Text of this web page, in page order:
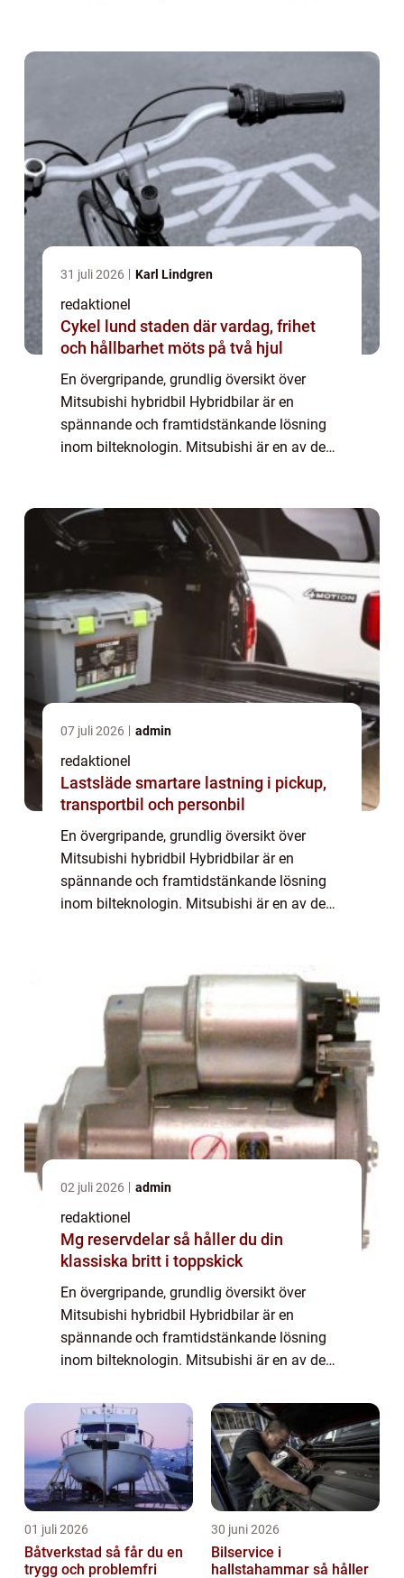
31 juli 2026 Karl Lindgren
redaktionel
Cykel lund staden där vardag, frihet
och hållbarhet möts på två hjul
En övergripande, grundlig översikt över
Mitsubishi hybridbil Hybridbilar är en
spännande och framtidstänkande lösning
inom bilteknologin. Mitsubishi är en av de
populära...
07 juli 2026 admin
redaktionel
Lastsläde smartare lastning i pickup,
transportbil och personbil
En övergripande, grundlig översikt över
Mitsubishi hybridbil Hybridbilar är en
spännande och framtidstänkande lösning
inom bilteknologin. Mitsubishi är en av de
02 juli 2026 admin
redaktionel
Mg reservdelar så håller du din
klassiska britt i toppskick
En övergripande, grundlig översikt över
Mitsubishi hybridbil Hybridbilar är en
spännande och framtidstänkande lösning
inom bilteknologin. Mitsubishi är en av de
deras hybridbilar har blivit allt mer
populära...
01 juli 2026
Båtverkstad så får du en
trygg och problemfri
30 juni 2026
Bilservice i
hallstahammar så håller